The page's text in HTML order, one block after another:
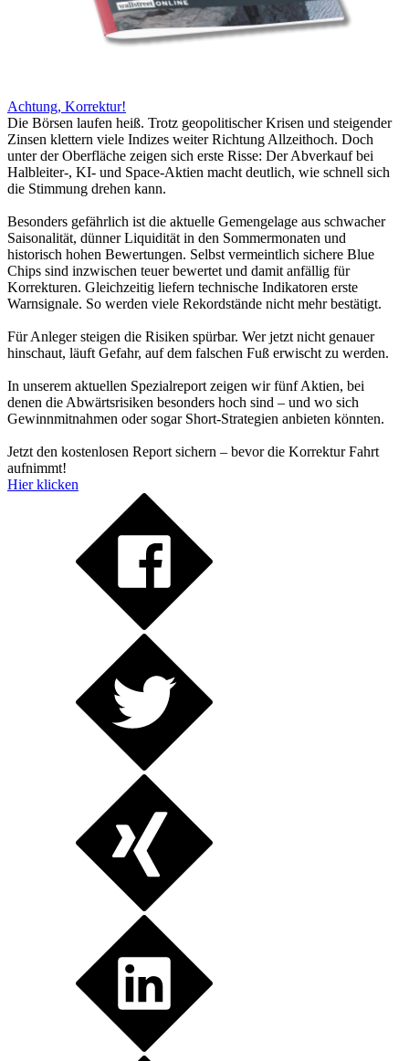
Achtung, Korrektur!
Die Börsen laufen heiß. Trotz geopolitischer Krisen und steigender
Zinsen klettern viele Indizes weiter Richtung Allzeithoch. Doch
unter der Oberfläche zeigen sich erste Risse: Der Abverkauf bei
Halbleiter-, KI- und Space-Aktien macht deutlich, wie schnell sich
die Stimmung drehen kann.
Besonders gefährlich ist die aktuelle Gemengelage aus schwacher
Saisonalität, dünner Liquidität in den Sommermonaten und
historisch hohen Bewertungen. Selbst vermeintlich sichere Blue
Chips sind inzwischen teuer bewertet und damit anfällig für
Korrekturen. Gleichzeitig liefern technische Indikatoren erste
Warnsignale. So werden viele Rekordstände nicht mehr bestätigt.
Für Anleger steigen die Risiken spürbar. Wer jetzt nicht genauer
hinschaut, läuft Gefahr, auf dem falschen Fuß erwischt zu werden.
In unserem aktuellen Spezialreport zeigen wir fünf Aktien, bei
denen die Abwärtsrisiken besonders hoch sind – und wo sich
Gewinnmitnahmen oder sogar Short-Strategien anbieten könnten.
Jetzt den kostenlosen Report sichern – bevor die Korrektur Fahrt
aufnimmt!
Hier klicken